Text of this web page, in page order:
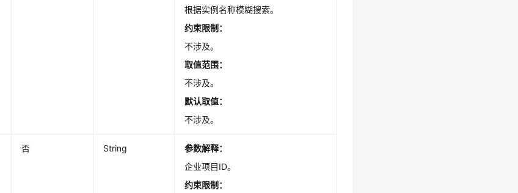
根据实例名称模糊搜索。
约束限制：
不涉及。
取值范围：
不涉及。
默认取值：
不涉及。
否 String
参数解释：
企业项目ID。
约束限制：